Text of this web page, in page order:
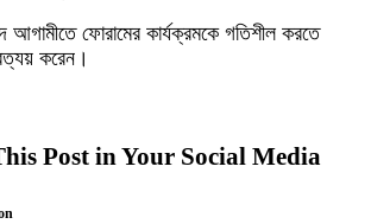
আগামীতে ফোরামের কার্যক্রমকে গতিশীল করতে
করেন।
Post in Your Social Media